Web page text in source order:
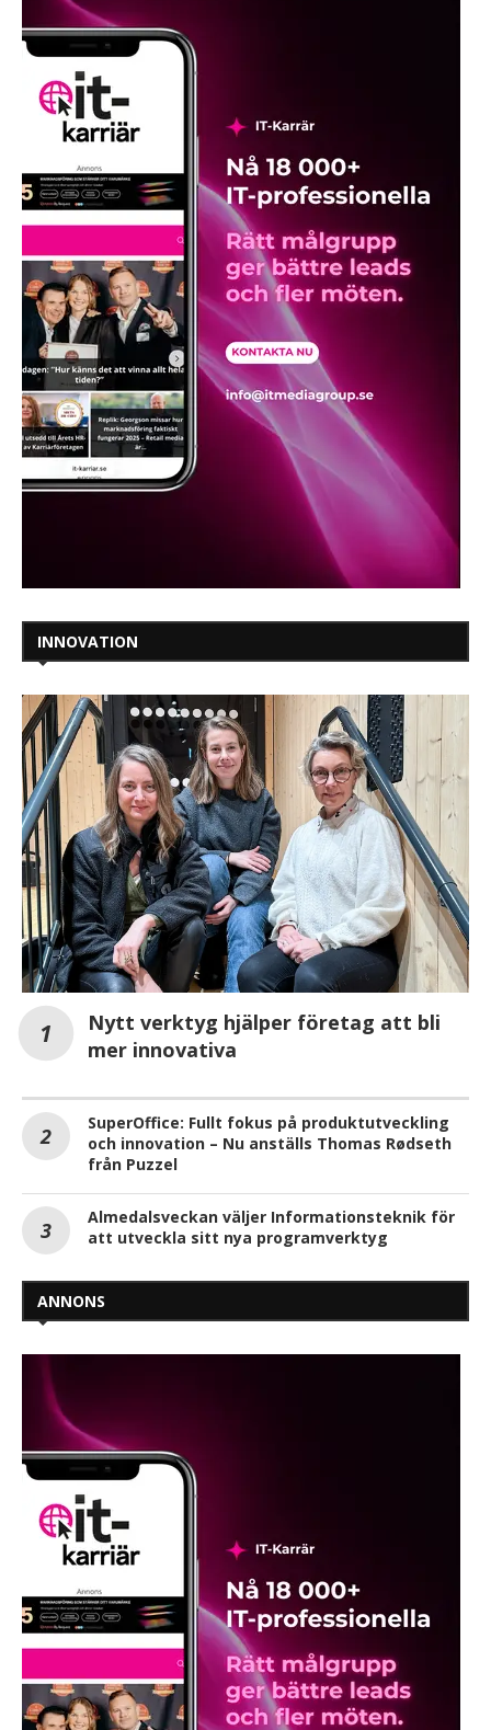
INNOVATION
Nytt verktyg hjälper företag att bli
mer innovativa
SuperOffice: Fullt fokus på produktutveckling
och innovation – Nu anställs Thomas Rødseth
från Puzzel
Almedalsveckan väljer Informationsteknik för
att utveckla sitt nya programverktyg
ANNONS